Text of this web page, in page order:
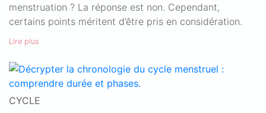
menstruation ? La réponse est non. Cependant,
certains points méritent d’être pris en considération.
Lire plus
CYCLE